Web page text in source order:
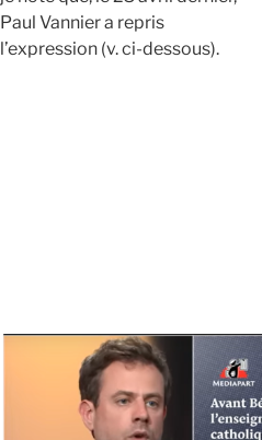
Paul Vannier a repris
l’expression (v. ci-dessous).